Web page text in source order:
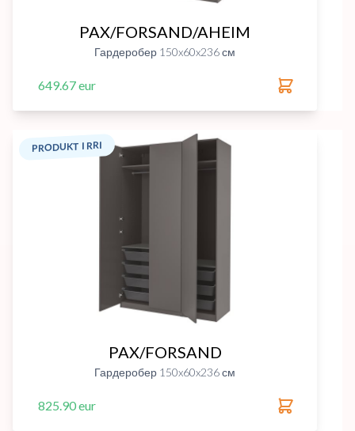
PAX/FORSAND/AHEIM
Гардеробер 150x60x236 см
649.67 eur
PRODUKT I RRI
PAX/FORSAND
Гардеробер 150x60x236 см
825.90 eur